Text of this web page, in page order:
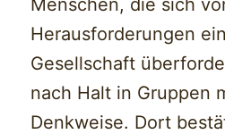
Herausforderungen
Gesellschaft
nach Halt in Gruppen
Denkweise. Dort